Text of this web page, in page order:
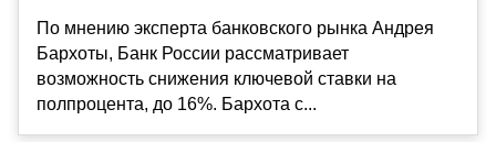
По мнению эксперта банковского рынка Андрея
Бархоты, Банк России рассматривает
возможность снижения ключевой ставки на
полпроцента, до 16%. Бархота с...